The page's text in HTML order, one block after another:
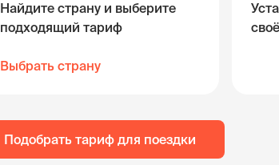
Найдите страну и выберите
подходящий тариф
Выбрать страну
Подобрать тариф для поездки